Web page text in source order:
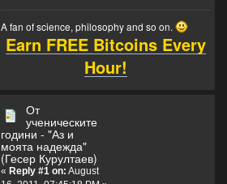
A fan of science, philosophy and so on.
Earn FREE Bitcoins Every
Hour!
От
ученическите
години - "Аз и
моята надежда"
(Гесер Курултаев)
« Reply #1 on: August